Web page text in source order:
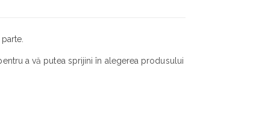
a vă putea sprijini în alegerea produsului